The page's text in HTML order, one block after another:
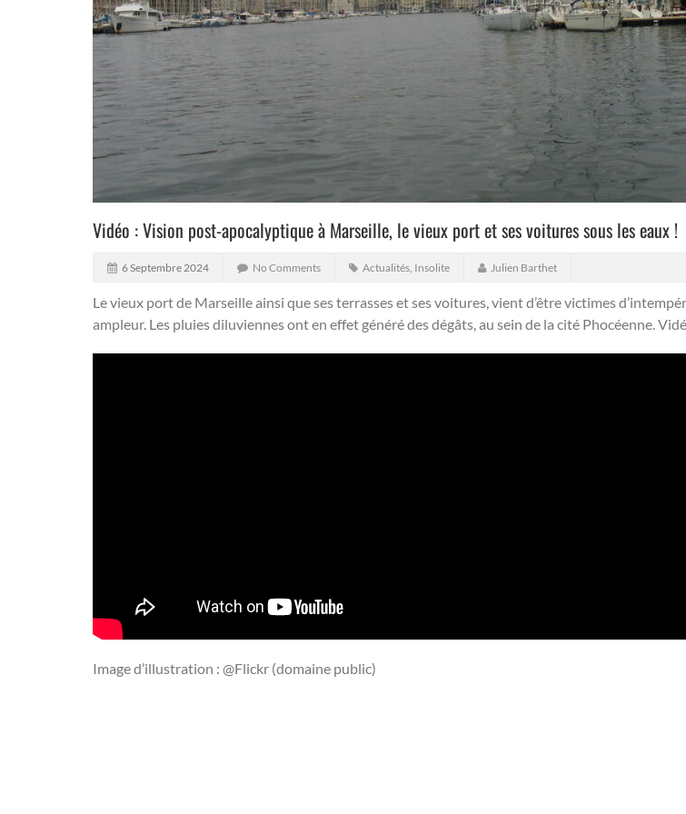
Vidéo : Vision post-apocalyptique à Marseille, le vieux port et ses voitures sous les eaux !
6 Septembre 2024 No Comments Actualités, Insolite Julien Barthet
Le vieux port de Marseille ainsi que ses terrasses et ses voitures, vient d’être victimes
ampleur. Les pluies diluviennes ont en effet généré des dégâts, au sein de la cité Phocéenne.
Image d’illustration : @Flickr (domaine public)